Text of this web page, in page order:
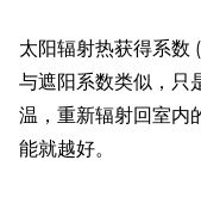
太阳辐射热获得系数
与遮阳系数类似，只
温，重新辐射回室内
能就越好。